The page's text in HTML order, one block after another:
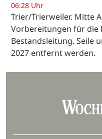
06:28 Uhr
Trier/Trierweiler. Mitte
Vorbereitungen für die
Bestandsleitung. Seile
2027 entfernt werden.